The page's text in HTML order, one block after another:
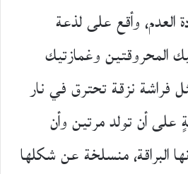
العدم، وأقع على لذعة
المحروقتين وغمازتيك
فراشة نزقة تحترق في نار
على أن تولد مرتين وأن
البراقة، منسلخة عن شكلها